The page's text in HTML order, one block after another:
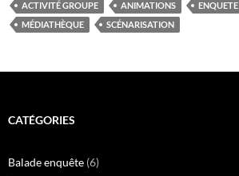
ACTIVITÉ GROUPE ANIMATIONS ENQUETE
MÉDIATHÈQUE
SCÉNARISATION
CATÉGORIES
Balade enquête (6)